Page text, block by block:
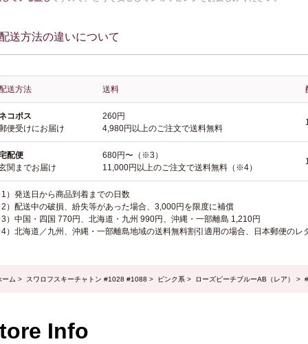
送方法の違いについて
送方法 送料
コポス
便受けにお届け
260円
4,980円以上のご注文で送料無料
配便
関までお届け
680円〜（※3）
11,000円以上のご注文で送料無料（※4）
）発送日から商品到着までの日数
）配送中の破損、紛失等があった場合、3,000円を限度に補償
）中国・四国 770円、北海道・九州 990円、沖縄・一部離島 1,210円
）北海道／九州、沖縄・一部離島地域の送料無料割引適用の場合、日本郵便の
ーム > スワロフスキーチャトン #1028 #1088 > ピンク系 > ローズピーチブルーAB（レア） >
Info